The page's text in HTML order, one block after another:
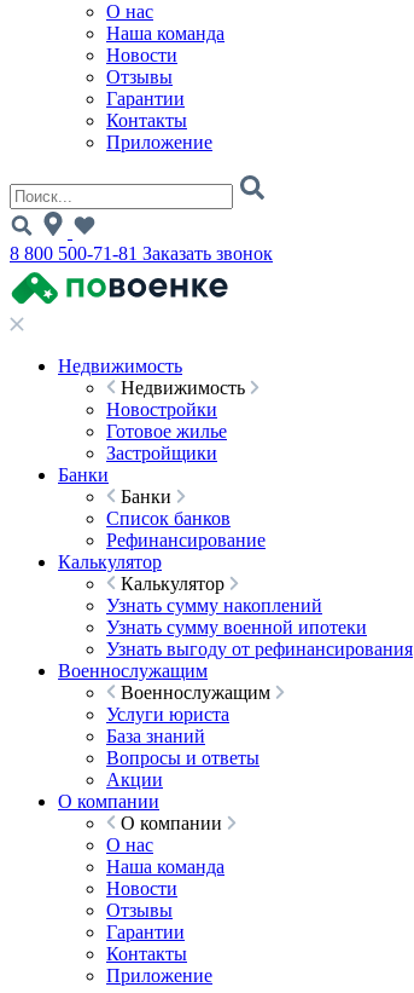
О нас
Наша команда
Новости
Отзывы
Гарантии
Контакты
Приложение
8 800 500-71-81 Заказать звонок
Недвижимость
Недвижимость
Новостройки
Готовое жилье
Застройщики
Банки
Банки
Список банков
Рефинансирование
Калькулятор
Калькулятор
Узнать сумму накоплений
Узнать сумму военной ипотеки
Узнать выгоду от рефинансирования
Военнослужащим
Военнослужащим
Услуги юриста
База знаний
Вопросы и ответы
Акции
О компании
О компании
О нас
Наша команда
Новости
Отзывы
Гарантии
Контакты
Приложение